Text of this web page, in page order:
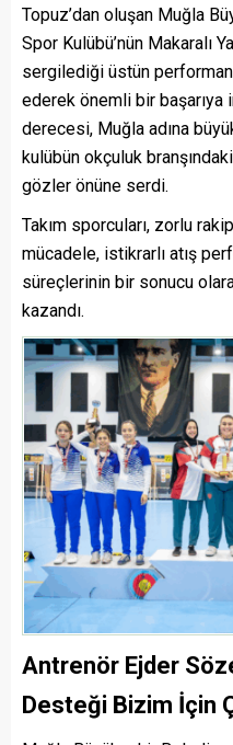
Topuz’dan oluşan Muğla
Spor Kulübü’nün Makaralı
sergilediği üstün
ederek önemli bir başarıya
derecesi, Muğla adına
kulübün okçuluk
gözler önüne serdi.
Takım sporcuları, zorlu
mücadele, istikrarlı atış
süreçlerinin bir sonucu
kazandı.
Antrenör Ejder
Desteği Bizim İçin